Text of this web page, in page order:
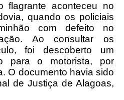
flagrante aconteceu no
quando os policiais
com defeito no
Ao consultar os
foi descoberto um
para o motorista, por
O documento havia sido
de Justiça de Alagoas,